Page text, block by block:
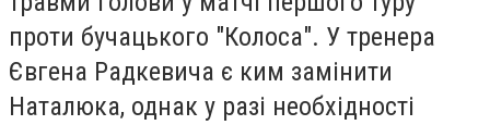
проти бучацького "Колоса". У тренера
Євгена Радкевича є ким замінити
Наталюка, однак у разі необхідності